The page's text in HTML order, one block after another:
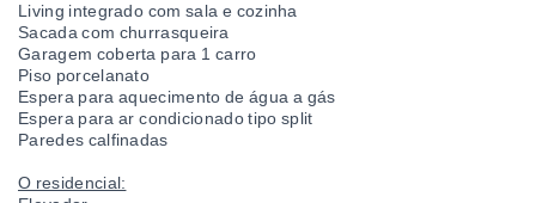
Living integrado com sala e cozinha
Sacada com churrasqueira
Garagem coberta para 1 carro
Piso porcelanato
Espera para aquecimento de água a gás
Espera para ar condicionado tipo split
Paredes calfinadas
O residencial: